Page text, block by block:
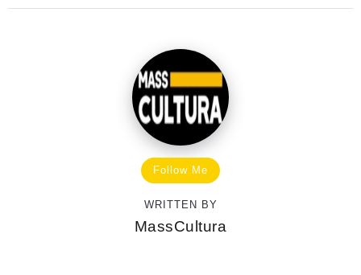
Follow Me
WRITTEN BY
MassCultura